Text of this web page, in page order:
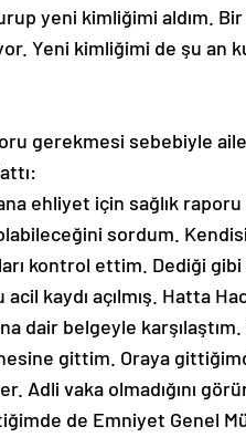
yeni kimliğimi aldım.
Yeni kimliğimi de şu an
gerekmesi sebebiyle
ehliyet için sağlık
sordum. Kendisi
kontrol ettim. Dediği
kaydı açılmış. Hatta
dair belgeyle
gittim. Oraya
Adli vaka olmadığını
de Emniyet Genel